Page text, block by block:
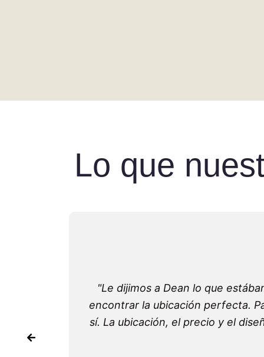
Lo que
"Le dijimos a Dean lo que
encontrar la ubicación perfecta.
sí. La ubicación, el precio y el